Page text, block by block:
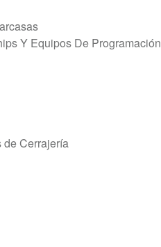
Y Equipos De Programación
de Cerrajería